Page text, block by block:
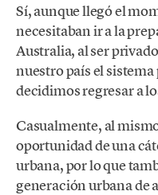
Sí, aunque llegó el
necesitaban ir a la
Australia, al ser
nuestro país el
decidimos regresar a
Casualmente, al
oportunidad de una
urbana, por lo que
generación urbana de